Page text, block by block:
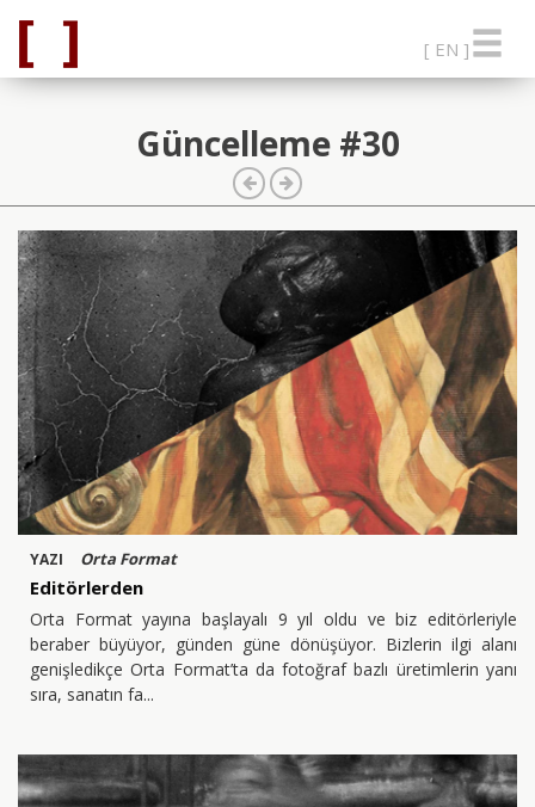
[ EN ]
Güncelleme #30
YAZI Orta Format
Editörlerden
Orta Format yayına başlayalı 9 yıl oldu ve biz editörleriyle
beraber büyüyor, günden güne dönüşüyor. Bizlerin ilgi alanı
genişledikçe Orta Format’ta da fotoğraf bazlı üretimlerin yanı
sıra, sanatın fa